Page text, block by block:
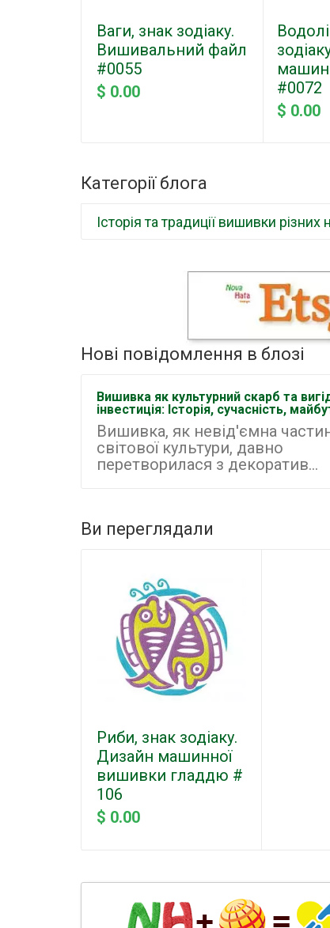
Ваги, знак зодіаку.
Вишивальний файл
#0055
$ 0.00
#0072
$ 0.00
Категорії блога
Історія та традиції вишивки різних
Нові повідомлення в блозі
Вишивка як культурний скарб та
інвестиція: Історія, сучасність,
Вишивка, як невід'ємна
світової культури, давно
перетворилася з декоратив...
Ви переглядали
Риби, знак зодіаку.
Дизайн машинної
вишивки гладдю #
106
$ 0.00